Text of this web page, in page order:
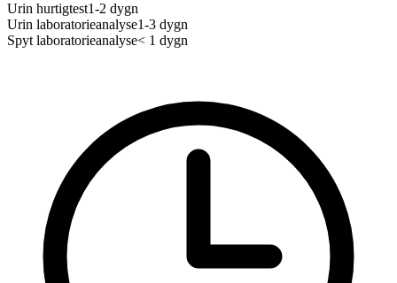
Urin hurtigtest1-2 dygn
Urin laboratorieanalyse1-3 dygn
Spyt laboratorieanalyse< 1 dygn